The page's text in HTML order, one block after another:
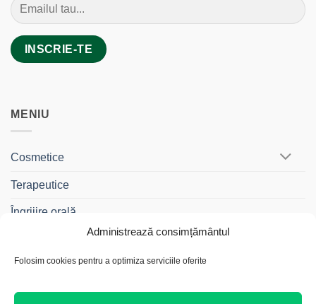
Administrează consimțământul
Folosim cookies pentru a optimiza serviciile oferite
MENIU
Cosmetice
Terapeutice
Îngrijire orală
Gama Travel
Cadouri și Truse